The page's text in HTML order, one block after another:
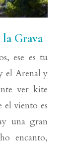
la Grava
ese es tu
el Arenal y
ver kite
el viento es
una gran
encanto,